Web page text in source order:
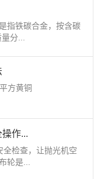
指铁碳合金，按含碳
分...
方黄铜
作...
全检查，让抛光机空
轮是...